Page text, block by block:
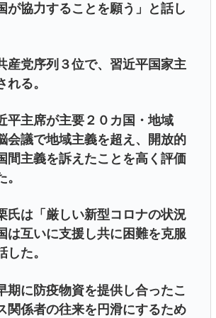
が協力することを願う」と話し
党序列３位で、習近平国家主
れる。
主席が主要２０カ国・地域
会議で地域主義を超え、開放的
間主義を訴えたことを高く評価
。
は「厳しい新型コロナの状況
は互いに支援し共に困難を克服
した。
に防疫物資を提供し合ったこ
関係者の往来を円滑にするため